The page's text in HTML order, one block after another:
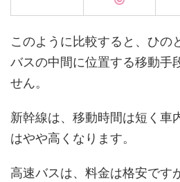
このように比較すると、ひの
バスの中間に位置する移動手
せん。
新幹線は、移動時間は短く車
はやや高くなります。
高速バスは、料金は格安です